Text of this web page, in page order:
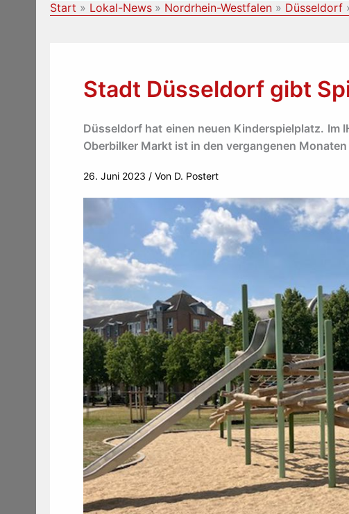
Start Lokal-News Nordrhein-Westfalen Düsseldorf
Stadt Düsseldorf gibt
Düsseldorf hat einen neuen Kinderspielplatz. Im
Oberbilker Markt ist in den vergangenen
26. Juni 2023 / Von D. Postert